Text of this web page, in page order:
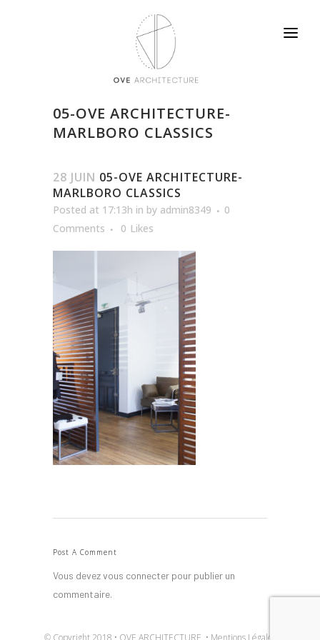
05-OVE ARCHITECTURE-
MARLBORO CLASSICS
28 JUIN 05-OVE ARCHITECTURE-
MARLBORO CLASSICS
Posted at 17:13h in by admin8349
0
Comments
0 Likes
Post A Comment
Vous devezvous connecter pour publier un
commentaire.
© Copyright 2018 • OVE ARCHITECTURE • Mentions Légales